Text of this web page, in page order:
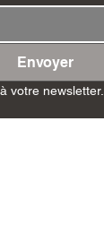
Envoyer
votre newsletter.